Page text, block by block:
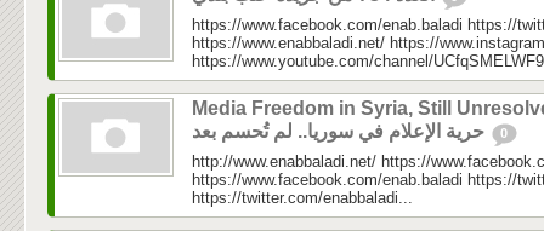
https://www.facebook.com/enab.baladi https://
https://www.enabbaladi.net/ https://
https://www.youtube.com/channel/
Media Freedom in Syria, Still
0
http://www.enabbaladi.net/ https://
https://www.facebook.com/enab.baladi https://
https://twitter.com/enabbaladi...